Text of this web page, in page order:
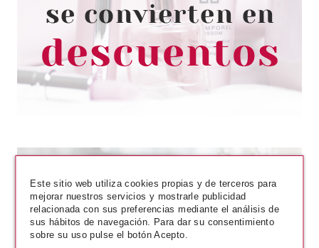
AROUSER VIBRADOR
ESTIMULADOR DE CLITORIS Y
PUNTO G 1UD
Pvr 35.99€
-33%
desde
23.99€
Este sitio web utiliza cookies propias y de terceros para
mejorar nuestros servicios y mostrarle publicidad
relacionada con sus preferencias mediante el análisis de
sus hábitos de navegación. Para dar su consentimiento
sobre su uso pulse el botón Acepto.